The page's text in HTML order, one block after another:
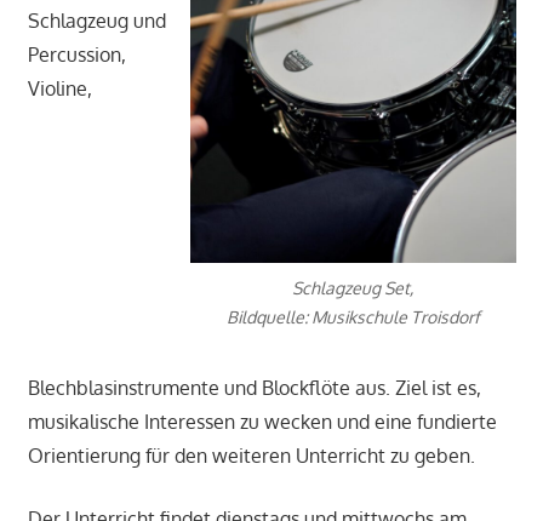
Schlagzeug Set,
Bildquelle: Musikschule Troisdorf
Schlagzeug und
Percussion,
Violine,
Blechblasinstrumente und Blockflöte aus. Ziel ist es,
musikalische Interessen zu wecken und eine fundierte
Orientierung für den weiteren Unterricht zu geben.